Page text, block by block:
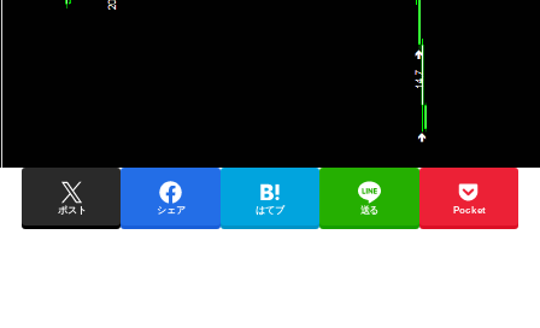
ポスト シェア はてブ 送る Pocket